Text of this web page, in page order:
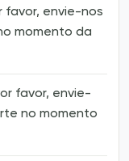
favor, envie-nos
momento da
favor, envie-
no momento